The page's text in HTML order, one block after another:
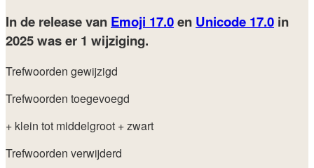
In de release van Emoji 17.0en Unicode 17.0 in
2025was er 1 wijziging.
Trefwoorden gewijzigd
Trefwoorden toegevoegd
+ klein tot middelgroot + zwart
Trefwoorden verwijderd